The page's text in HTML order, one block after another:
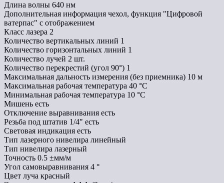
Длина волны 640 нм
Дополнительная информация чехол, функция "Цифровой
ватерпас" с отображением
Класс лазера 2
Количество вертикальных линий 1
Количество горизонтальных линий 1
Количество лучей 2 шт.
Количество перекрестий (угол 90°) 1
Максимальная дальность измерения (без приемника) 10 м
Максимальная рабочая температура 40 °C
Минимальная рабочая температура 10 °C
Мишень есть
Отключение выравнивания есть
Резьба под штатив 1/4" есть
Световая индикация есть
Тип лазерного нивелира линейный
Тип нивелира лазерный
Точность 0.5 ±мм/м
Угол самовыравнивания 4 °
Цвет луча красный